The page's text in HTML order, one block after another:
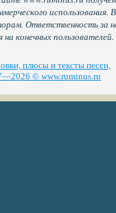
Ответственность за
конечных пользователей.
плюсы и тексты песен,
© www.ruminus.ru